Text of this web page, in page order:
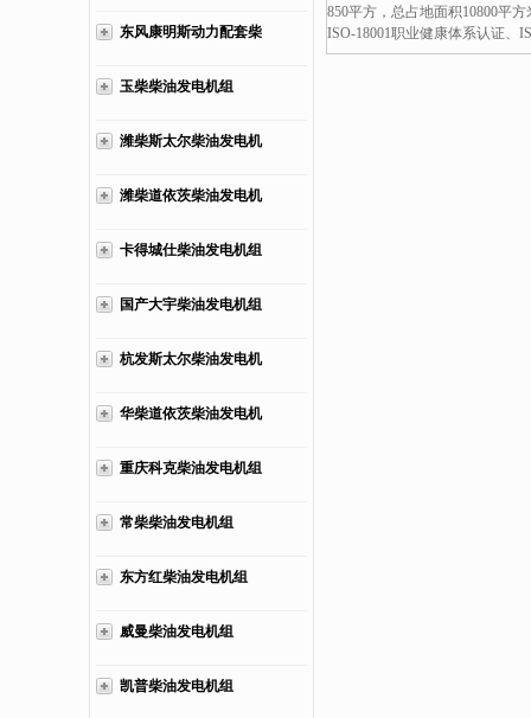
东风康明斯动力配套柴
玉柴柴油发电机组
潍柴斯太尔柴油发电机
潍柴道依茨柴油发电机
卡得城仕柴油发电机组
国产大宇柴油发电机组
杭发斯太尔柴油发电机
华柴道依茨柴油发电机
重庆科克柴油发电机组
常柴柴油发电机组
东方红柴油发电机组
威曼柴油发电机组
凯普柴油发电机组
850平方，总占地面积10800平
ISO-18001职业健康体系认证、